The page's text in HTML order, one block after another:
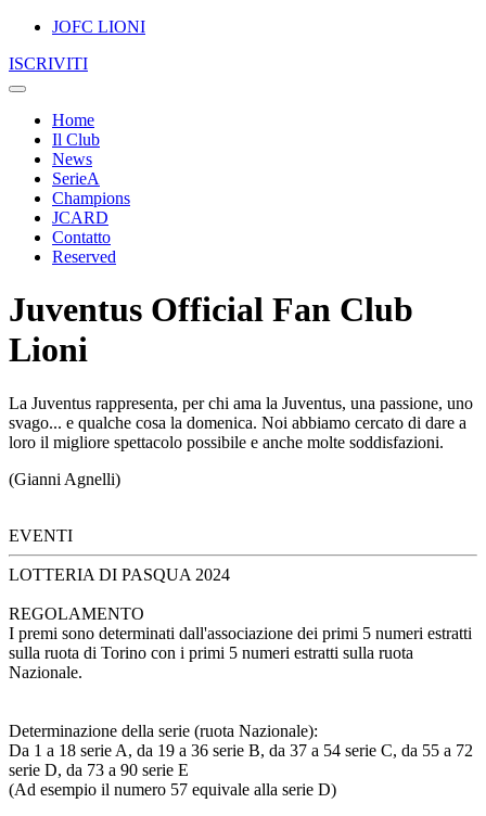
JOFC LIONI
ISCRIVITI
Home
Il Club
News
SerieA
Champions
JCARD
Contatto
Reserved
Juventus Official Fan Club
Lioni
La Juventus rappresenta, per chi ama la Juventus, una passione, uno
svago... e qualche cosa la domenica. Noi abbiamo cercato di dare a
loro il migliore spettacolo possibile e anche molte soddisfazioni.
(Gianni Agnelli)
EVENTI
LOTTERIA DI PASQUA 2024
REGOLAMENTO
I premi sono determinati dall'associazione dei primi 5 numeri estratti
sulla ruota di Torino con i primi 5 numeri estratti sulla ruota
Nazionale.
Determinazione della serie (ruota Nazionale):
Da 1 a 18 serie A, da 19 a 36 serie B, da 37 a 54 serie C, da 55 a 72
serie D, da 73 a 90 serie E
(Ad esempio il numero 57 equivale alla serie D)